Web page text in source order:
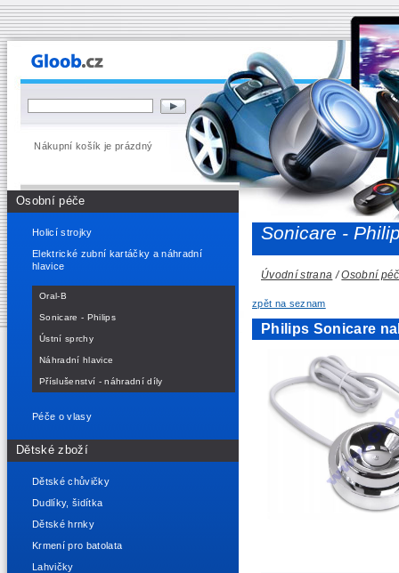
Nákupní košík je prázdný
Osobní péče
Holicí strojky
Elektrické zubní kartáčky a náhradní
hlavice
Oral-B
Sonicare - Philips
Ústní sprchy
Náhradní hlavice
Příslušenství - náhradní díly
Péče o vlasy
Dětské zboží
Dětské chůvičky
Dudlíky, šidítka
Dětské hrnky
Krmení pro batolata
Lahvičky
Sonicare -
Úvodní strana /Osobní
zpět na seznam
Philips Sonicare